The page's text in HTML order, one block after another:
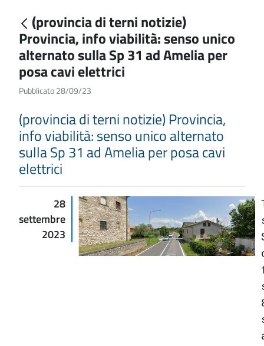
(provincia di terni notizie)
Provincia, info viabilità: senso unico
alternato sulla Sp 31 ad Amelia per
posa cavi elettrici
Pubblicato 28/09/23
(provincia di terni notizie) Provincia,
info viabilità: senso unico alternato
sulla Sp 31 ad Amelia per posa cavi
elettrici
28
settembre
2023